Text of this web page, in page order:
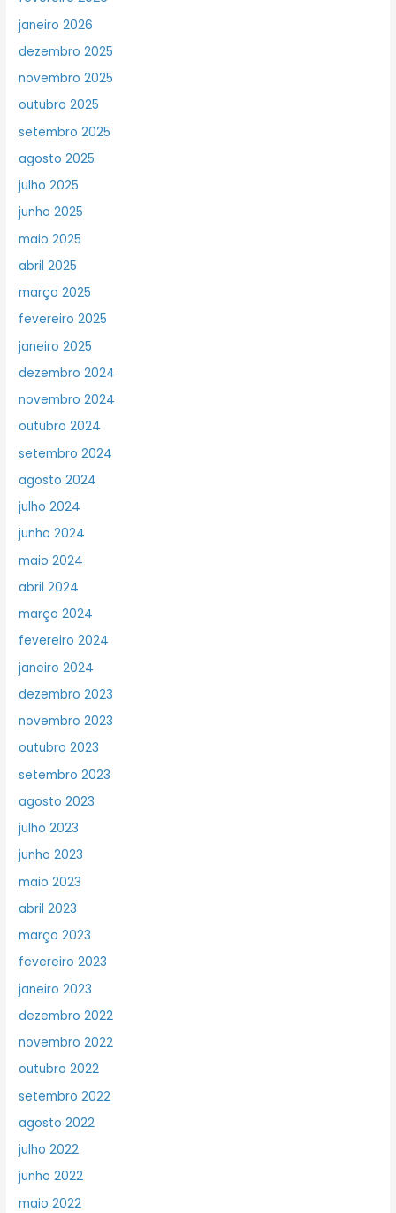
janeiro 2026
dezembro 2025
novembro 2025
outubro 2025
setembro 2025
agosto 2025
julho 2025
junho 2025
maio 2025
abril 2025
março 2025
fevereiro 2025
janeiro 2025
dezembro 2024
novembro 2024
outubro 2024
setembro 2024
agosto 2024
julho 2024
junho 2024
maio 2024
abril 2024
março 2024
fevereiro 2024
janeiro 2024
dezembro 2023
novembro 2023
outubro 2023
setembro 2023
agosto 2023
julho 2023
junho 2023
maio 2023
abril 2023
março 2023
fevereiro 2023
janeiro 2023
dezembro 2022
novembro 2022
outubro 2022
setembro 2022
agosto 2022
julho 2022
junho 2022
maio 2022